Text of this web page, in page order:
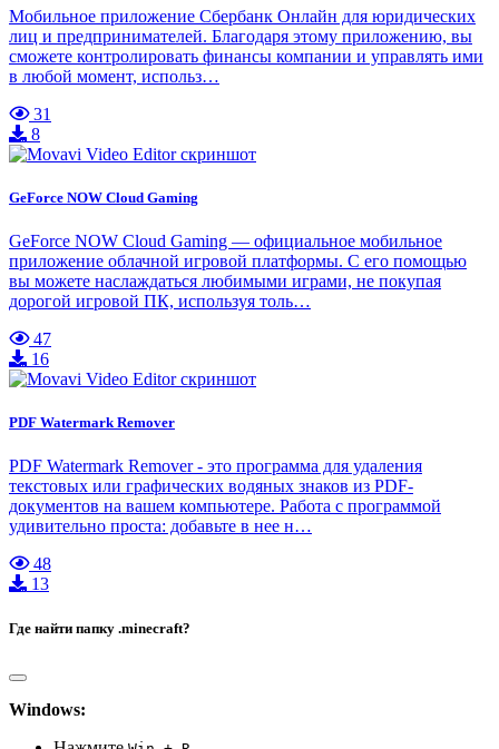
Мобильное приложение Сбербанк Онлайн для юридических
лиц и предпринимателей. Благодаря этому приложению, вы
сможете контролировать финансы компании и управлять ими
в любой момент, использ…
31
8
GeForce NOW Cloud Gaming
GeForce NOW Cloud Gaming — официальное мобильное
приложение облачной игровой платформы. С его помощью
вы можете наслаждаться любимыми играми, не покупая
дорогой игровой ПК, используя толь…
47
16
PDF Watermark Remover
PDF Watermark Remover - это программа для удаления
текстовых или графических водяных знаков из PDF-
документов на вашем компьютере. Работа с программой
удивительно проста: добавьте в нее н…
48
13
Где найти папку .minecraft?
Windows: